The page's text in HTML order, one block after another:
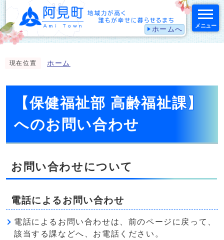
ホームへ メニュー
現在位置 ホーム
【保健福祉部 高齢福祉課】
へのお問い合わせ
お問い合わせについて
電話によるお問い合わせ
電話によるお問い合わせは、前のページに戻って、
該当する課などへ、お電話ください。